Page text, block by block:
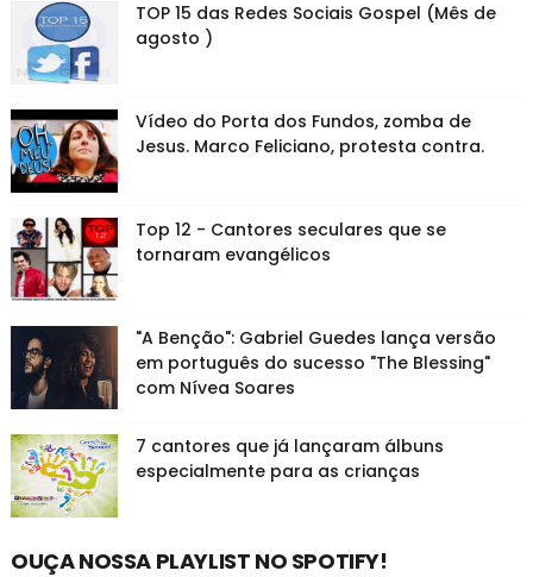
TOP 15 das Redes Sociais Gospel (Mês de
agosto )
Vídeo do Porta dos Fundos, zomba de
Jesus. Marco Feliciano, protesta contra.
Top 12 - Cantores seculares que se
tornaram evangélicos
"A Benção": Gabriel Guedes lança versão
em português do sucesso "The Blessing"
com Nívea Soares
7 cantores que já lançaram álbuns
especialmente para as crianças
OUÇA NOSSA PLAYLIST NO SPOTIFY!